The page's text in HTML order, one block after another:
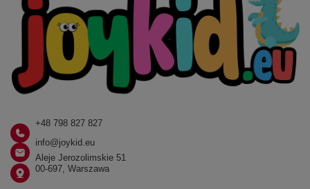
+48 798 827 827
info@joykid.eu
Aleje Jerozolimskie 51
00-697, Warszawa